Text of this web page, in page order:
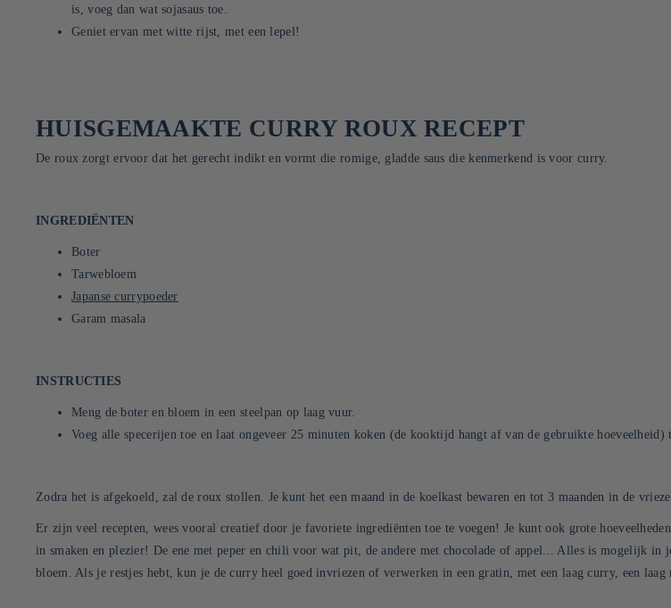
is, voeg dan wat sojasaus toe.
Geniet ervan met witte rijst, met een lepel!
HUISGEMAAKTE CURRY ROUX RECEPT
De roux zorgt ervoor dat het gerecht indikt en vormt die romige, gladde saus die kenmerkend is voor curry.
INGREDIËNTEN
Boter
Tarwebloem
Japanse currypoeder
Garam masala
INSTRUCTIES
Meng de boter en bloem in een steelpan op laag vuur.
Voeg alle specerijen toe en laat ongeveer 25 minuten koken (de kooktijd hangt af van de gebruikte
Zodra het is afgekoeld, zal de roux stollen. Je kunt het een maand in de koelkast bewaren en tot 3 maanden in de
Er zijn veel recepten, wees vooral creatief door je favoriete ingrediënten toe te voegen! Je kunt ook grote
in smaken en plezier! De ene met peper en chili voor wat pit, de andere met chocolade of appel... Alles is mogelijk
bloem. Als je restjes hebt, kun je de curry heel goed invriezen of verwerken in een gratin, met een laag curry, een